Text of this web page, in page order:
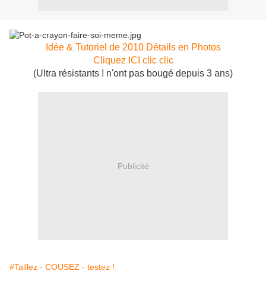
Idée & Tutoriel de 2010 Détails en Photos
Cliquez ICI clic clic
(Ultra résistants ! n'ont pas bougé depuis 3 ans)
Publicité
#Taillez - COUSEZ - testez !